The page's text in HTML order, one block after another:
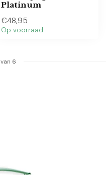
Platinum
€48,95
Op voorraad
van 6